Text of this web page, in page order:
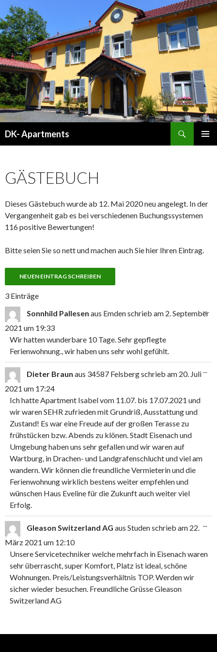
DK- Apartments
GÄSTEBUCH
Dieses Gästebuch wurde ab 12. Mai 2020 neu angelegt. In der
Vergangenheit gab es bei verschiedenen Buchungssystemen
116 positive Bewertungen!
Bitte seien Sie so nett und machen auch Sie hier Ihren Eintrag.
3 Einträge
Sonnhild Pallesen aus Emdenschrieb am 2. September
2021 um 19:33
Wir hatten wunderbare 10 Tage. Sehr gepflegte
Ferienwohnung., wir haben uns sehr wohl gefühlt.
...
Dieter Braun aus 34587 Felsbergschrieb am 20. Juli
2021 um 17:24
Ich hatte Apartment Isabel vom 11.07. bis 17.07.2021 und
wir waren SEHR zufrieden mit Grundriß, Ausstattung und
Zustand! Es war eine Freude auf der großen Terasse zu
frühstücken bzw. Abends zu klönen. Stadt Eisenach und
Umgebung haben uns sehr gefallen und wir waren auf
Wartburg, in Drachen- und Landgrafenschlucht und viel am
wandern. Wir können die freundliche Vermieterin und die
Ferienwohnung wirklich bestens weiter empfehlen und
wünschen Haus Eveline für die Zukunft auch weiter viel
Erfolg.
...
Gleason Switzerland AG aus Studenschrieb am 22.
März 2021 um 12:10
Unsere Servicetechniker welche mehrfach in Eisenach waren
sehr überrascht, super Komfort, Platz ist ideal, schöne
Wohnungen. Preis/Leistungsverhältnis TOP. Werden wir
sicher wieder besuchen. Freundliche Grüsse Gleason
Switzerland AG
...